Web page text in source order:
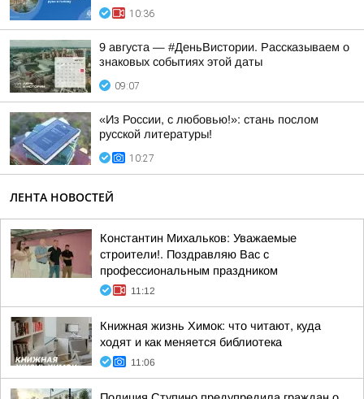
10:36
9 августа — #ДеньВистории. Рассказываем о
знаковых событиях этой даты
09:07
«Из России, с любовью!»: стань послом
русской литературы!
10:27
ЛЕНТА НОВОСТЕЙ
Константин Михальков: Уважаемые
строители!. Поздравляю Вас с
профессиональным праздником
11:12
Книжная жизнь Химок: что читают, куда
ходят и как меняется библиотека
11:06